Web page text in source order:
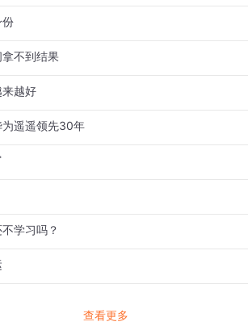
份
不到结果
来越好
为遥遥领先30年
学习吗？
查看更多